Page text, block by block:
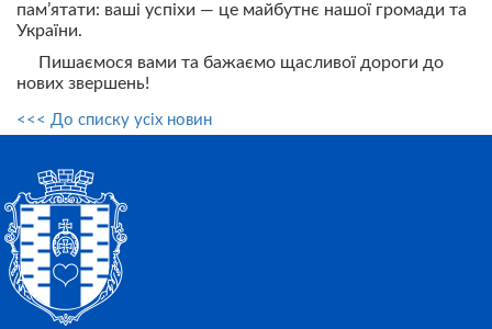
пам’ятати: ваші успіхи — це майбутнє нашої громади та
України.
Пишаємося вами та бажаємо щасливої дороги до
нових звершень!
<<< До списку усіх новин